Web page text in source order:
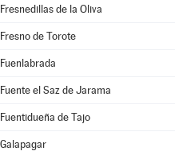
Fresnedillas de la Oliva
Fresno de Torote
Fuenlabrada
Fuente el Saz de Jarama
Fuentidueña de Tajo
Galapagar